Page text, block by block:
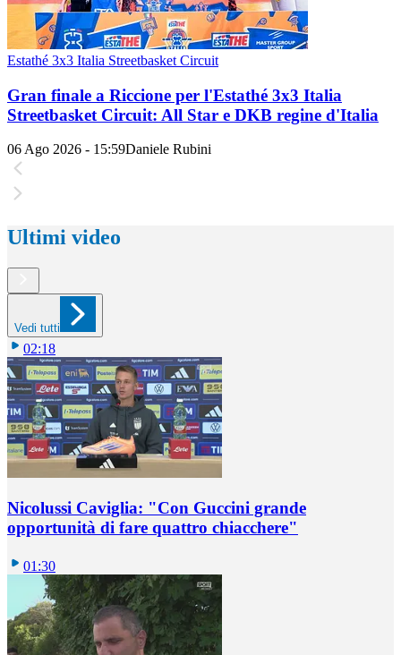
Estathé 3x3 Italia Streetbasket Circuit
Gran finale a Riccione per l'Estathé 3x3 Italia
Streetbasket Circuit: All Star e DKB regine d'Italia
06 Ago 2026 - 15:59Daniele Rubini
Ultimi video
Vedi tutti
02:18
Nicolussi Caviglia: "Con Guccini grande
opportunità di fare quattro chiacchere"
01:30